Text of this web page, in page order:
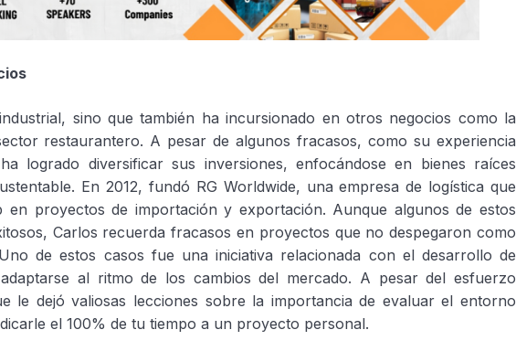
sino que también ha incursionado en otros negocios como la
restaurantero. A pesar de algunos fracasos, como su experiencia
logrado diversificar sus inversiones, enfocándose en bienes raíces
En 2012, fundó RG Worldwide, una empresa de logística que
proyectos de importación y exportación. Aunque algunos de estos
Carlos recuerda fracasos en proyectos que no despegaron como
de estos casos fue una iniciativa relacionada con el desarrollo de
al ritmo de los cambios del mercado. A pesar del esfuerzo
dejó valiosas lecciones sobre la importancia de evaluar el entorno
el 100% de tu tiempo a un proyecto personal.